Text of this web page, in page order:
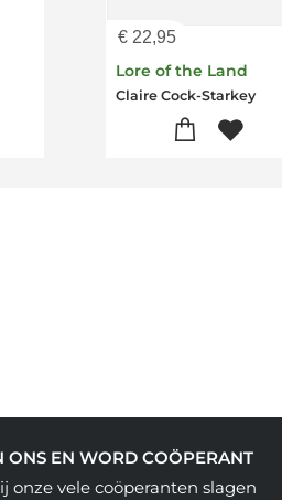
€22,95
Lore of the Land
Claire Cock-Starkey
ONS EN WORD COÖPERANT
onze vele coöperanten slagen